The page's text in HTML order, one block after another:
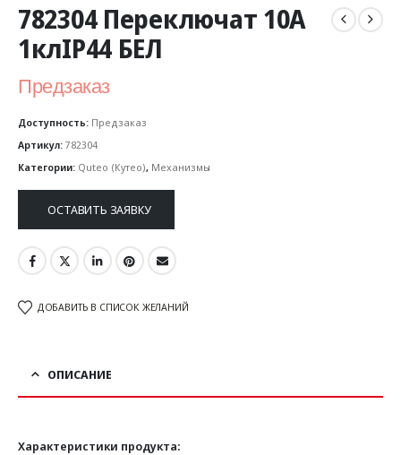
782304 Переключат 10A
1клIP44 БЕЛ
Предзаказ
Доступность: Предзаказ
Артикул: 782304
Категории: Quteo (Кутео), Механизмы
ОСТАВИТЬ ЗАЯВКУ
ДОБАВИТЬ В СПИСОК ЖЕЛАНИЙ
ОПИСАНИЕ
Характеристики продукта: